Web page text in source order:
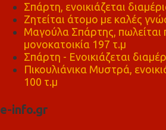
Σπάρτη, ενοικιάζεται
Ζητείται άτομο με καλές
Μαγούλα Σπάρτης, πωλείται
μονοκατοικία 197 τ.μ
Σπάρτη - Ενοικιάζεται
Πικουλιάνικα Μυστρά,
100 τ.μ
e-info.gr